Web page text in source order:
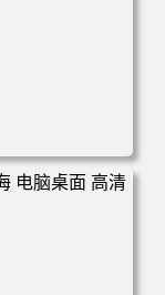
天空 夕阳 辉光